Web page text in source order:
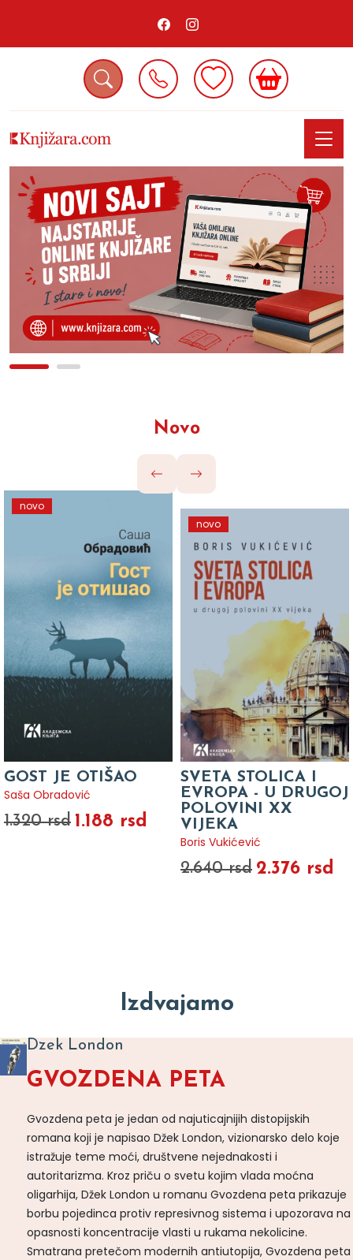
Novo
novo
GOST JE OTIŠAO
Saša Obradović
1.320 rsd 1.188 rsd
novo
SVETA STOLICA I
EVROPA - U DRUGOJ
POLOVINI XX
VIJEKA
Boris Vukićević
2.640 rsd 2.376 rsd
Izdvajamo
Dzek London
GVOZDENA PETA
Gvozdena peta je jedan od najuticajnijih distopijskih
romana koji je napisao Džek London, vizionarsko delo koje
istražuje teme moći, društvene nejednakosti i
autoritarizma. Kroz priču o svetu kojim vlada moćna
oligarhija, Džek London u romanu Gvozdena peta prikazuje
borbu pojedinca protiv represivnog sistema i upozorava na
opasnosti koncentracije vlasti u rukama nekolicine.
Smatrana pretečom modernih antiutopija, Gvozdena peta